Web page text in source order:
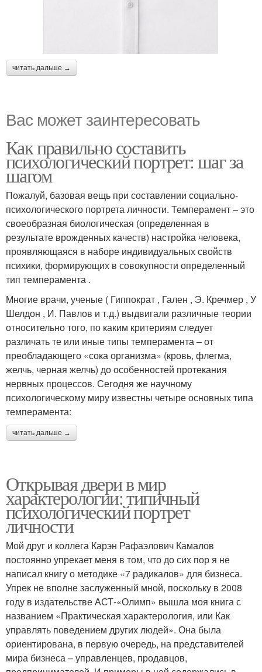
читать дальше →
Вас может заинтересовать
Как правильно составить
психологический портрет: шаг за
шагом
Пожалуй, базовая вещь при составлении социально-
психологического портрета личности. Темперамент – это
своеобразная биологическая (определенная в
результате врожденных качеств) настройка человека,
проявляющаяся в наборе индивидуальных свойств
психики, формирующих в совокупности определенный
тип темперамента .
Многие врачи, ученые ( Гиппократ , Гален , Э. Кречмер , У
Шелдон , И. Павлов и т.д.) выдвигали различные теории
относительно того, по каким критериям следует
различать те или иные типы темперамента – от
преобладающего «сока организма» (кровь, флегма,
желчь, черная желчь) до особенностей протекания
нервных процессов. Сегодня же научному
психологическому миру известны четыре основных типа
темперамента:
читать дальше →
Открывая двери в мир
характерологии: типичный
психологический портрет
личности
Мой друг и коллега Карэн Рафаэлович Камалов
постоянно упрекает меня в том, что до сих пор я не
написал книгу о методике «7 радикалов» для бизнеса.
Упрек не вполне заслуженный мной, поскольку в 2008
году в издательстве АСТ-«Олимп» вышла моя книга с
названием «Практическая характерология, или Как
управлять поведением других людей». Она была
ориентирована, в первую очередь, на представителей
мира бизнеса – управленцев, продавцов,